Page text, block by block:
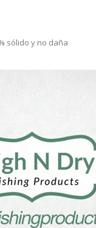
sólido y no daña